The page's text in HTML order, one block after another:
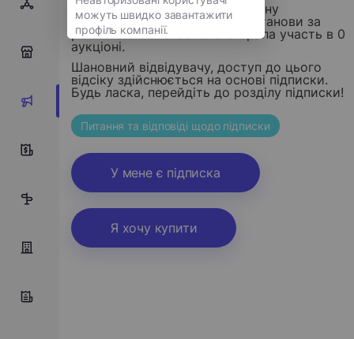
0
Цей розділ надає структуровану
інформацію про придбання установи за
роки 2014-2026. Установа брала участь в 0
аукціоні.
Шановний відвідувачу, доступ до цього
відсіку здійснюється на основі підписки.
Будь ласка, перейдіть до розділу підписки!
Питання та відповіді щодо підписки
У мене є підписка
Я хочу купити